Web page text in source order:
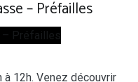
– Préfailles
à 12h. Venez découvrir